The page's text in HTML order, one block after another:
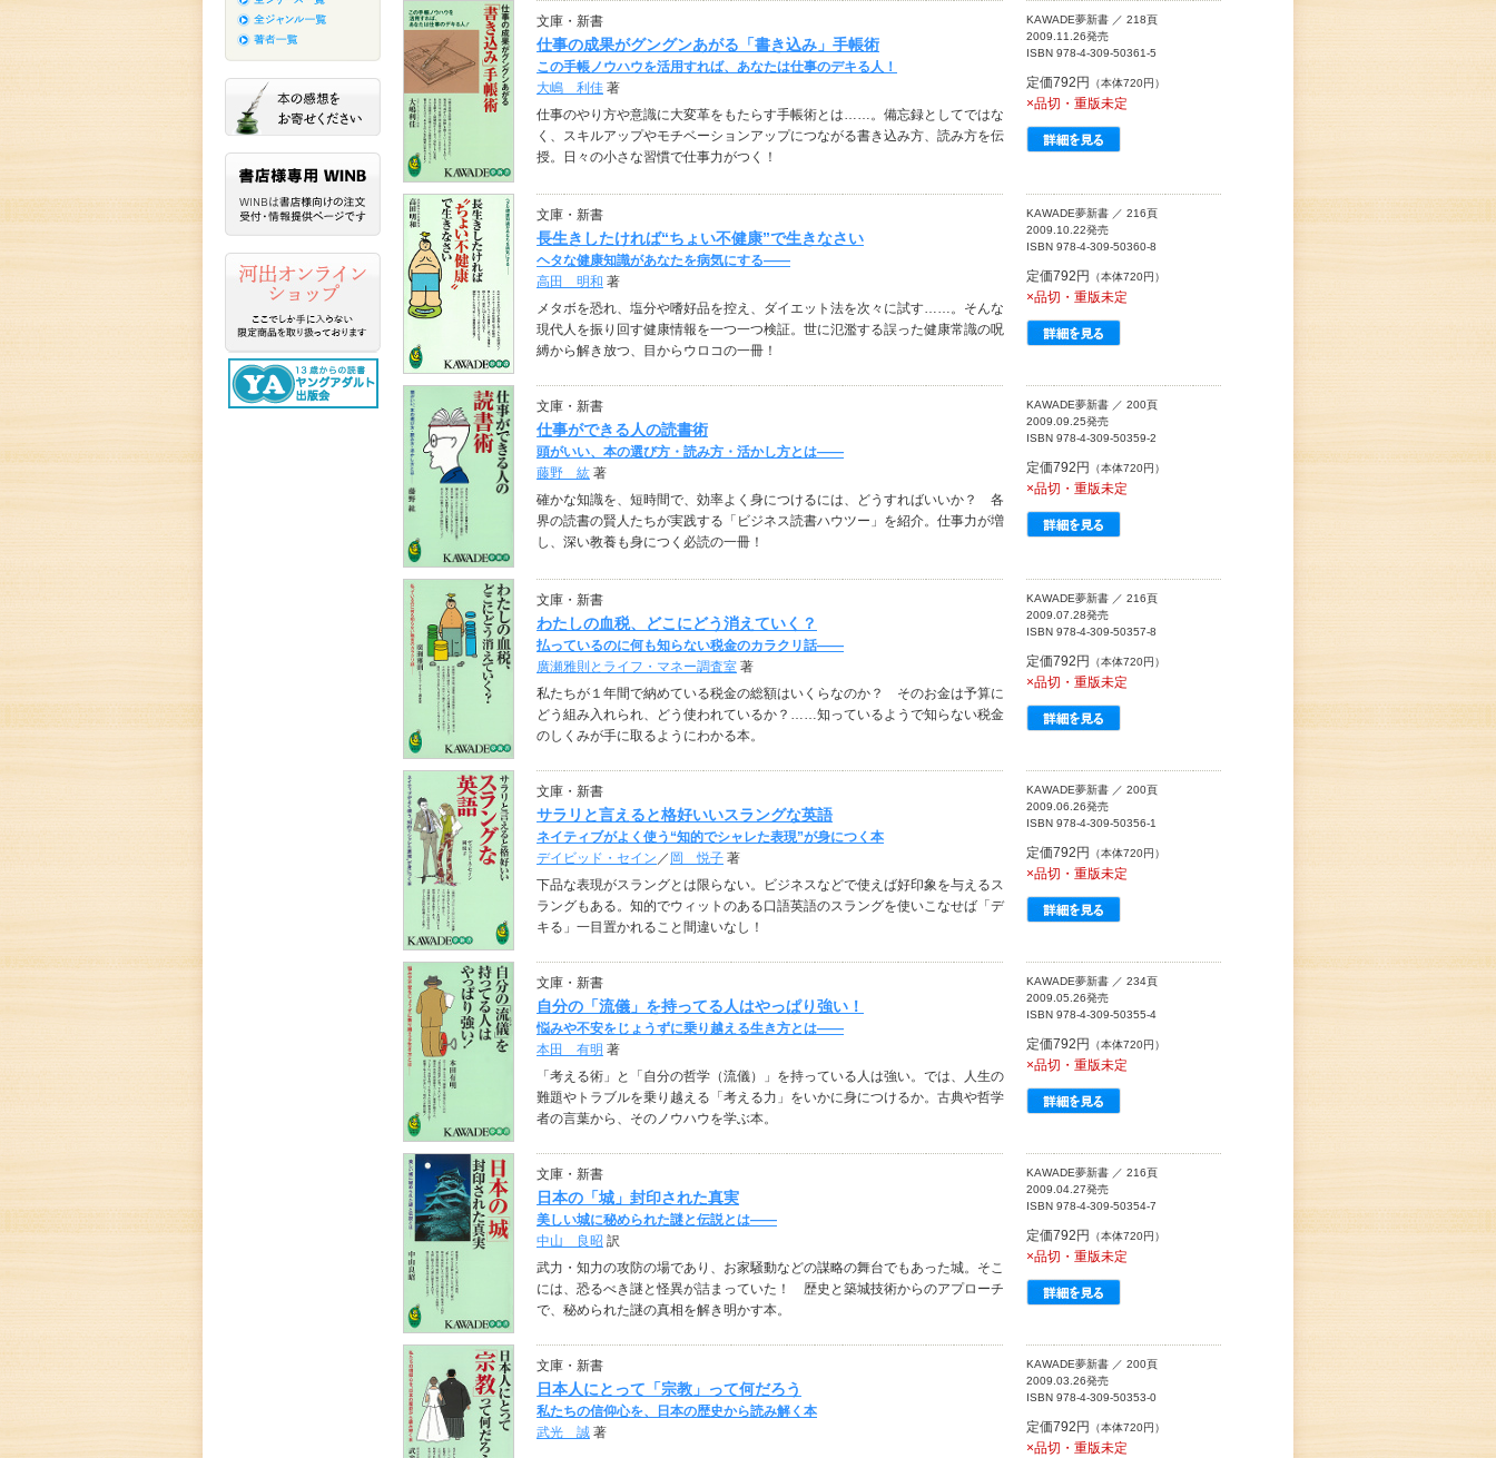
文庫・新書
仕事の成果がグングンあがる「書き込み」手帳術
この手帳ノウハウを活用すれば、あなたは仕事のデキる人！
大嶋 利佳 著
仕事のやり方や意識に大変革をもたらす手帳術とは……。備忘録としてではな
く、スキルアップやモチベーションアップにつながる書き込み方、読み方を伝
授。日々の小さな習慣で仕事力がつく！
KAWADE夢新書 ／ 218頁
2009.11.26発売
ISBN 978-4-309-50361-5
定価792円 （本体720円）
×品切・重版未定
文庫・新書
長生きしたければ“ちょい不健康”で生きなさい
ヘタな健康知識があなたを病気にする――
高田 明和 著
メタボを恐れ、塩分や嗜好品を控え、ダイエット法を次々に試す……。そんな
現代人を振り回す健康情報を一つ一つ検証。世に氾濫する誤った健康常識の呪
縛から解き放つ、目からウロコの一冊！
KAWADE夢新書 ／ 216頁
2009.10.22発売
ISBN 978-4-309-50360-8
定価792円 （本体720円）
×品切・重版未定
文庫・新書
仕事ができる人の読書術
頭がいい、本の選び方・読み方・活かし方とは――
藤野 紘 著
確かな知識を、短時間で、効率よく身につけるには、どうすればいいか？ 各
界の読書の賢人たちが実践する「ビジネス読書ハウツー」を紹介。仕事力が増
し、深い教養も身につく必読の一冊！
KAWADE夢新書 ／ 200頁
2009.09.25発売
ISBN 978-4-309-50359-2
定価792円 （本体720円）
×品切・重版未定
文庫・新書
わたしの血税、どこにどう消えていく？
払っているのに何も知らない税金のカラクリ話――
廣瀬雅則とライフ・マネー調査室 著
私たちが１年間で納めている税金の総額はいくらなのか？ そのお金は予算に
どう組み入れられ、どう使われているか？……知っているようで知らない税金
のしくみが手に取るようにわかる本。
KAWADE夢新書 ／ 216頁
2009.07.28発売
ISBN 978-4-309-50357-8
定価792円 （本体720円）
×品切・重版未定
文庫・新書
サラリと言えると格好いいスラングな英語
ネイティブがよく使う“知的でシャレた表現”が身につく本
デイビッド・セイン ／ 岡 悦子 著
下品な表現がスラングとは限らない。ビジネスなどで使えば好印象を与えるス
ラングもある。知的でウィットのある口語英語のスラングを使いこなせば「デ
キる」一目置かれること間違いなし！
KAWADE夢新書 ／ 200頁
2009.06.26発売
ISBN 978-4-309-50356-1
定価792円 （本体720円）
×品切・重版未定
文庫・新書
自分の「流儀」を持ってる人はやっぱり強い！
悩みや不安をじょうずに乗り越える生き方とは――
本田 有明 著
「考える術」と「自分の哲学（流儀）」を持っている人は強い。では、人生の
難題やトラブルを乗り越える「考える力」をいかに身につけるか。古典や哲学
者の言葉から、そのノウハウを学ぶ本。
KAWADE夢新書 ／ 234頁
2009.05.26発売
ISBN 978-4-309-50355-4
定価792円 （本体720円）
×品切・重版未定
文庫・新書
日本の「城」封印された真実
美しい城に秘められた謎と伝説とは――
中山 良昭 訳
武力・知力の攻防の場であり、お家騒動などの謀略の舞台でもあった城。そこ
には、恐るべき謎と怪異が詰まっていた！ 歴史と築城技術からのアプローチ
で、秘められた謎の真相を解き明かす本。
KAWADE夢新書 ／ 216頁
2009.04.27発売
ISBN 978-4-309-50354-7
定価792円 （本体720円）
×品切・重版未定
文庫・新書
日本人にとって「宗教」って何だろう
私たちの信仰心を、日本の歴史から読み解く本
武光 誠 著
KAWADE夢新書 ／ 200頁
2009.03.26発売
ISBN 978-4-309-50353-0
定価792円 （本体720円）
×品切・重版未定